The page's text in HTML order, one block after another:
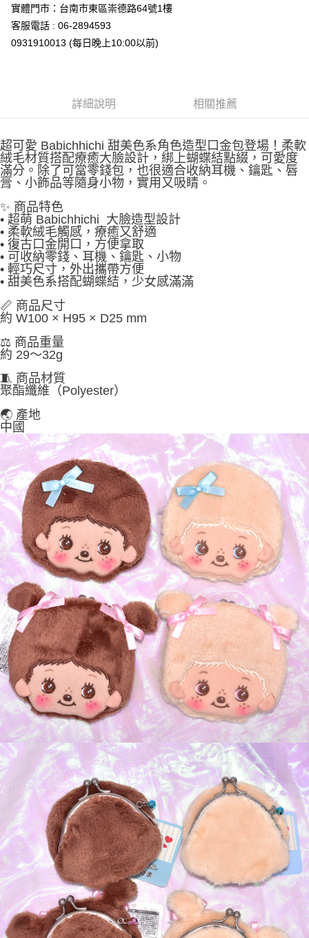
實體門市：台南市東區崇德路64號1樓
客服電話 : 06-2894593
0931910013 (每日晚上10:00以前)
詳細說明 相關推薦
超可愛 Babichhichi 甜美色系角色造型口金包登場！柔軟
絨毛材質搭配療癒大臉設計，綁上蝴蝶結點綴，可愛度
滿分。除了可當零錢包，也很適合收納耳機、鑰匙、唇
膏、小飾品等隨身小物，實用又吸睛。
✨ 商品特色
• 超萌 Babichhichi 大臉造型設計
• 柔軟絨毛觸感，療癒又舒適
• 復古口金開口，方便拿取
• 可收納零錢、耳機、鑰匙、小物
• 輕巧尺寸，外出攜帶方便
• 甜美色系搭配蝴蝶結，少女感滿滿
📏 商品尺寸
約 W100 × H95 × D25 mm
⚖️ 商品重量
約 29～32g
🧵 商品材質
聚酯纖維（Polyester）
🌏 產地
中國